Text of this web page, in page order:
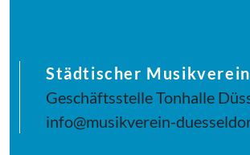
Städtischer
Geschäftsstelle Tonhalle
info@musikverein-